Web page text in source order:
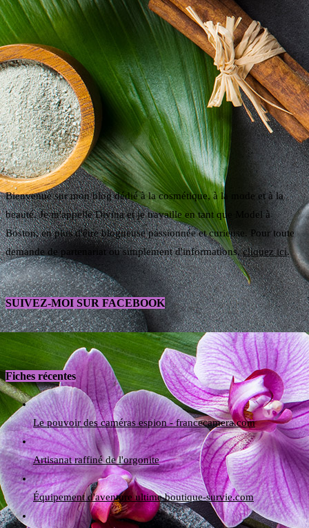
Bienvenue sur mon blog dédié à la cosmétique, à la mode et à la
beauté. Je m'appelle Divina et je travaille en tant que Model à
Boston, en plus d'être blogueuse passionnée et curieuse. Pour toute
demande de partenariat ou simplement d'informations,cliquez ici.
SUIVEZ-MOI SUR FACEBOOK
Fiches récentes
Le pouvoir des caméras espion - francecamera.com
Artisanat raffiné de l'orgonite
Équipement d'aventure ultime boutique-survie.com